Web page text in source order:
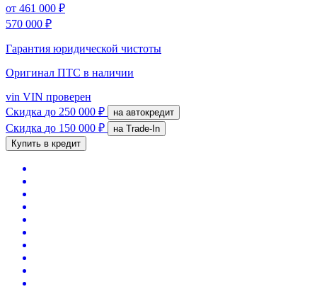
от 461 000 ₽
570 000 ₽
Гарантия юридической чистоты
Оригинал ПТС в наличии
vin VIN проверен
Скидка до 250 000 ₽ на автокредит
Скидка до 150 000 ₽
на Trade-In
Купить в кредит